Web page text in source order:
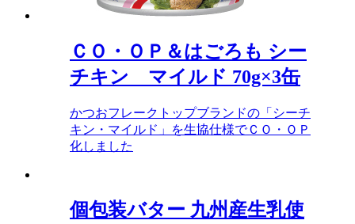
ＣＯ・ＯＰ＆はごろも シー
チキン マイルド 70g×3缶
かつおフレークトップブランドの「シーチ
キン・マイルド」を生協仕様でＣＯ・ＯＰ
化しました
個包装バター 九州産生乳使